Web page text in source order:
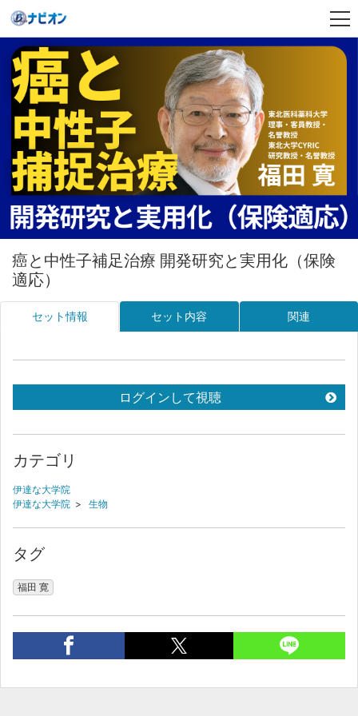
癌と中性子補足治療 開発研究と実用化（保険
適応）
セット情報 セット内容 関連
ログインして視聴
カテゴリ
伊達な大学院
伊達な大学院 > 生物
タグ
福田 寛